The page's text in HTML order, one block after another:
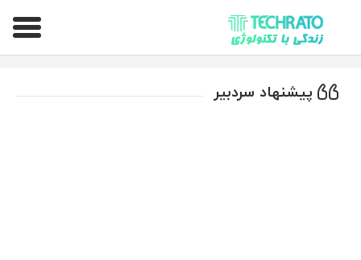
تکراتو – زندگی با تکنولوژی
پیشنهاد سردبیر